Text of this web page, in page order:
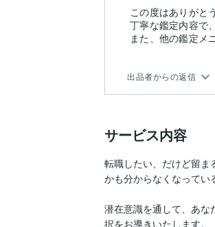
この度はありがと
丁寧な鑑定内容で
また、他の鑑定メ
出品者からの返信
サービス内容
転職したい、だけど留ま
かも分からなくなってい
潜在意識を通して、あな
択をお導きいたします。